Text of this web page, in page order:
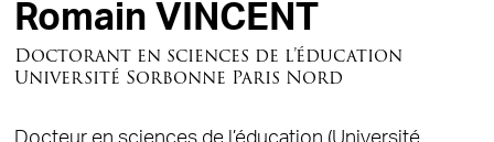
Romain VINCENT
Doctorant en sciences de l’éducation
Université Sorbonne Paris Nord
Docteur en sciences de l’éducation (Université